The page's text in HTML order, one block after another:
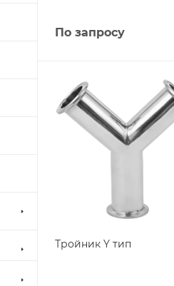
По запросу
Тройник Y тип